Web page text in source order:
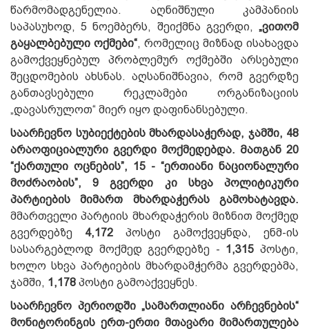
წარმომადგენელია. აღნიშნული კამპანიის
საპასუხოდ, 5 ნოემბერს, შეიქმნა გვერდი, „ვითომ
გაყალბებული ოქმები“, რომელიც მიზნად ისახავდა
გამოქვეყნებულ პრობლემურ ოქმებში არსებული
შეცდომების ახსნას. აღსანიშნავია, რომ გვერდზე
განთავსებული რეკლამები ორგანიზაციის
„დავასრულოთ“ მიერ იყო დაფინანსებული.
საარჩევნო სუბიექტების მხარდასაჭერად, ჯამში, 48
არაოფიციალური გვერდი მოქმედებდა. Მათგან 20
“ქართული ოცნების”, 15 - “ერთიანი ნაციონალური
მოძრაობის”, 9 გვერდი კი სხვა პოლიტიკური
პარტიების მიმართ მხარდაჭერას გამოხატავდა.
მმართველი პარტიის მხარდაჭერის მიზნით მოქმედ
გვერდებზე 4,172 პოსტი გამოქვეყნდა, ენმ-ის
სასარგებლოდ მოქმედ გვერდებზე - 1,315პოსტი,
ხოლო სხვა პარტიების მხარდამჭერმა გვერდებმა,
ჯამში, 1,178 პოსტი გამოაქვეყნეს.
საარჩევნო პერიოდში „სამართლიანი არჩევნების“
მონიტორინგის ერთ-ერთი მთავარი მიმართულება